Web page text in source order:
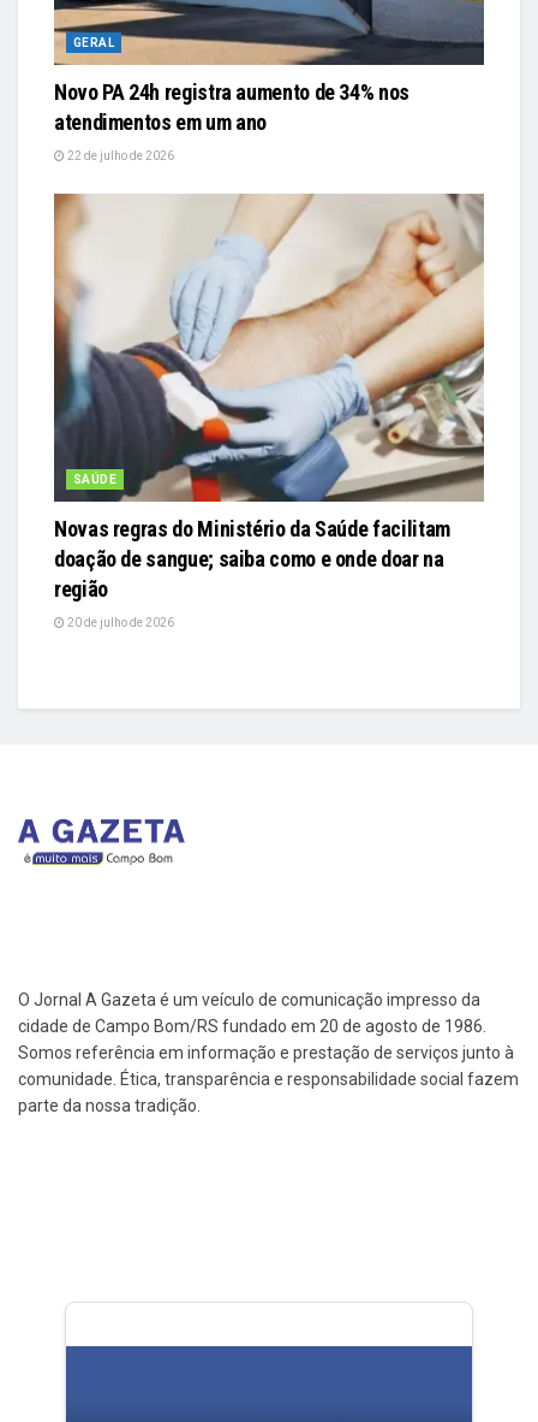
GERAL
Novo PA 24h registra aumento de 34% nos
atendimentos em um ano
22 de julho de 2026
SAÚDE
Novas regras do Ministério da Saúde facilitam
doação de sangue; saiba como e onde doar na
região
20 de julho de 2026
O Jornal A Gazeta é um veículo de comunicação impresso da
cidade de Campo Bom/RS fundado em 20 de agosto de 1986.
Somos referência em informação e prestação de serviços junto à
comunidade. Ética, transparência e responsabilidade social fazem
parte da nossa tradição.